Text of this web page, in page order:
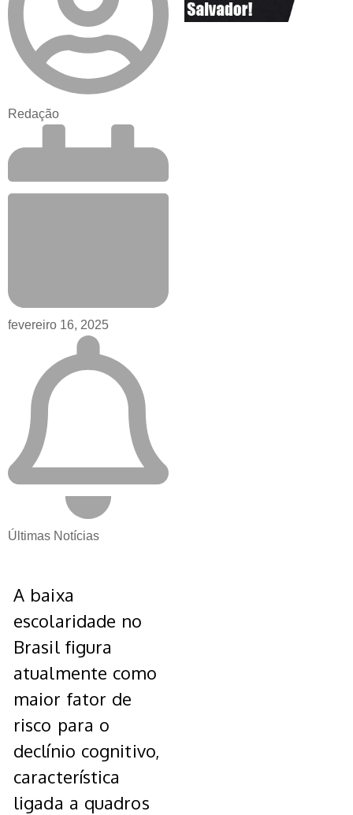
Redação
fevereiro 16, 2025
Últimas Notícias
A baixa
escolaridade no
Brasil figura
atualmente como
maior fator de
risco para o
declínio cognitivo,
característica
ligada a quadros